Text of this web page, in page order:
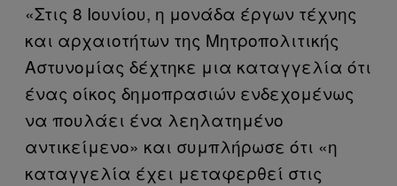
«Στις 8 Ιουνίου, η μονάδα έργων τέχνης
και αρχαιοτήτων της Μητροπολιτικής
Αστυνομίας δέχτηκε μια καταγγελία ότι
ένας οίκος δημοπρασιών ενδεχομένως
να πουλάει ένα λεηλατημένο
αντικείμενο» και συμπλήρωσε ότι «η
καταγγελία έχει μεταφερθεί στις